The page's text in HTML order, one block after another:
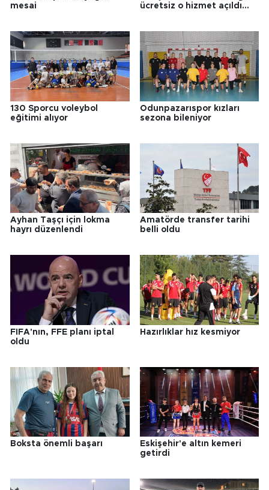
mesai
ücretsiz o hizmet açıldı...
130 Sporcu voleybol
eğitimi alıyor
Odunpazarıspor kızları
sezona bileniyor
Ayhan Taşçı için lokma
hayrı düzenlendi
Amatörde transfer tarihi
belli oldu
FIFA'nın, FFE planı iptal
oldu
Hazırlıklar hız kesmiyor
Boksta önemli başarı
Eskişehir'e altın kemeri
getirdi